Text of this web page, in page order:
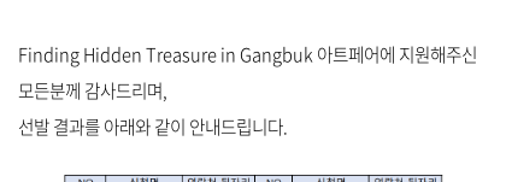
Finding Hidden Treasure in Gangbuk 아트페어에 지원해주신
모든분께 감사드리며,
선발 결과를 아래와 같이 안내드립니다.